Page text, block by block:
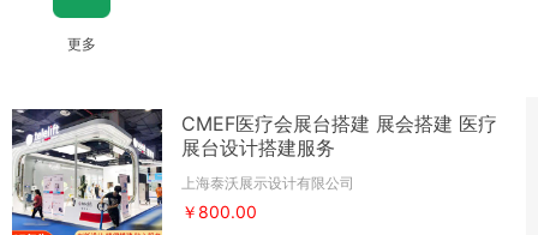
更多
CMEF医疗会展台搭建 展会搭建 医疗
展台设计搭建服务
上海泰沃展示设计有限公司
￥800.00